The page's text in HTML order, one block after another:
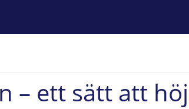
– ett sätt att